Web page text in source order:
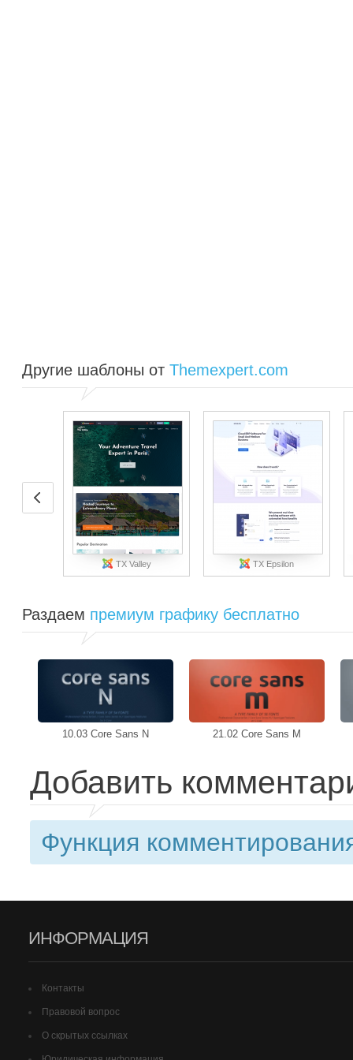
Другие шаблоны от Themexpert.com
TX Valley TX Epsilon
Раздаем премиум графику бесплатно
10.03 Core Sans N 21.02 Core Sans M
Добавить
Функция
ИНФОРМАЦИЯ
Контакты
Правовой вопрос
О скрытых ссылках